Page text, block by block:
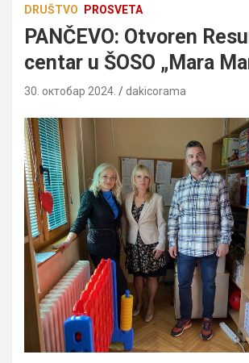
DRUŠTVO PROSVETA
PANČEVO: Otvoren
centar u ŠOSO „Mara
30. октобар 2024. dakicorama